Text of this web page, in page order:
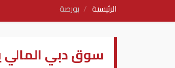
الرئيسية
بورصة
سوق دبي المالي يخسر 40.34 نقطة فى ختام